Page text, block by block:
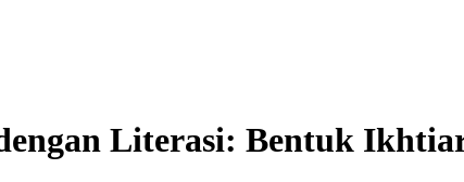
Literasi: Bentuk